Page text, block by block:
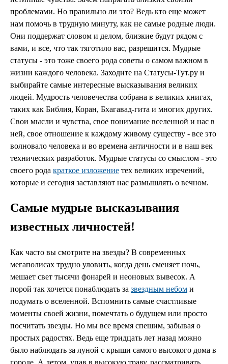
проблемами. Но правильно ли это? Ведь кто еще может
нам помочь в трудную минуту, как не самые родные люди.
Они поддержат словом и делом, близкие будут рядом с
вами, и все, что так тяготило вас, разрешится. Мудрые
статусы - это тоже своего рода советы о самом важном в
жизни каждого человека. Заходите на Статусы-Тут.ру и
выбирайте самые интересные высказывания великих
людей. Мудрость человечества собрана в великих книгах,
таких как Библия, Коран, Бхагавад-гита и многих других.
Свои мысли и чувства, свое понимание вселенной и нас в
ней, свое отношение к каждому живому существу - все это
волновало человека и во времена античности и в наш век
технических разработок. Мудрые статусы со смыслом - это
своего рода краткое изложение тех великих изречений,
которые и сегодня заставляют нас размышлять о вечном.
Самые мудрые высказывания
известных личностей!
Как часто вы смотрите на звезды? В современных
мегаполисах трудно уловить, когда день сменяет ночь,
мешает свет тысячи фонарей и неоновых вывесок. А
порой так хочется понаблюдать за звездным небом и
подумать о вселенной. Вспомнить самые счастливые
моменты своей жизни, помечтать о будущем или просто
посчитать звезды. Но мы все время спешим, забывая о
простых радостях. Ведь еще тридцать лет назад можно
было наблюдать за луной с крыши самого высокого дома в